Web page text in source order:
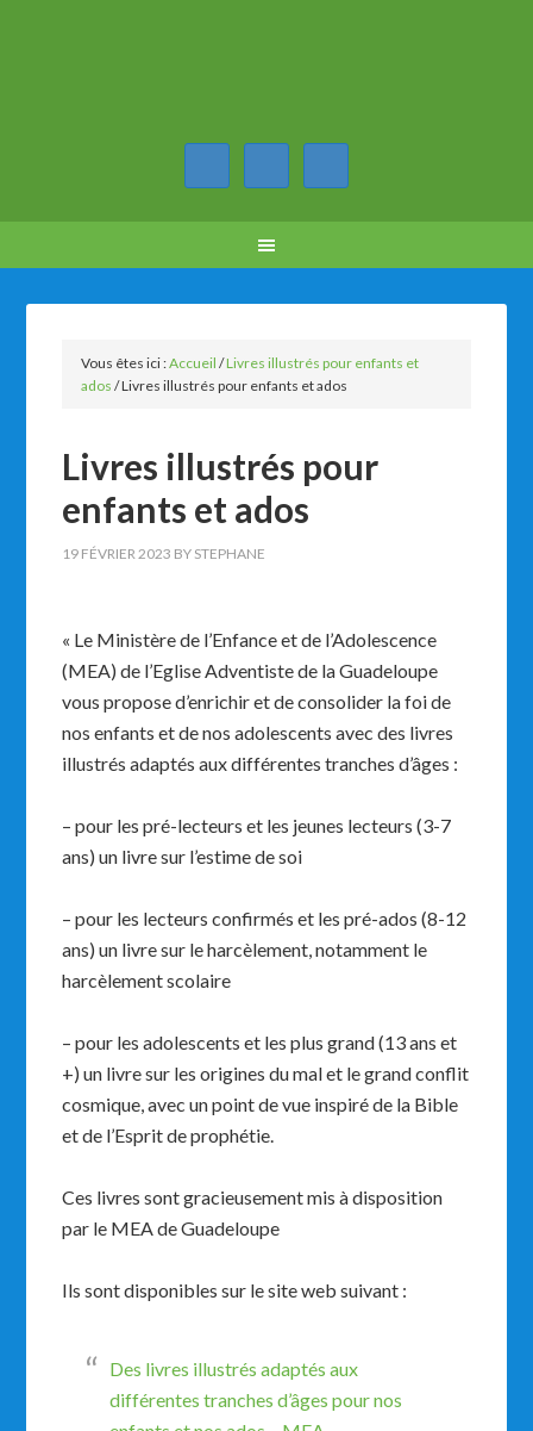
Vous êtes ici :Accueil /Livres illustrés pour enfants et
ados /Livres illustrés pour enfants et ados
Livres illustrés pour
enfants et ados
19 FÉVRIER 2023 BY STEPHANE
« Le Ministère de l’Enfance et de l’Adolescence
(MEA) de l’Eglise Adventiste de la Guadeloupe
vous propose d’enrichir et de consolider la foi de
nos enfants et de nos adolescents avec des livres
illustrés adaptés aux différentes tranches d’âges :
– pour les pré-lecteurs et les jeunes lecteurs (3-7
ans) un livre sur l’estime de soi
– pour les lecteurs confirmés et les pré-ados (8-12
ans) un livre sur le harcèlement, notamment le
harcèlement scolaire
– pour les adolescents et les plus grand (13 ans et
+) un livre sur les origines du mal et le grand conflit
cosmique, avec un point de vue inspiré de la Bible
et de l’Esprit de prophétie.
Ces livres sont gracieusement mis à disposition
par le MEA de Guadeloupe
Ils sont disponibles sur le site web suivant :
Des livres illustrés adaptés aux
différentes tranches d’âges pour nos